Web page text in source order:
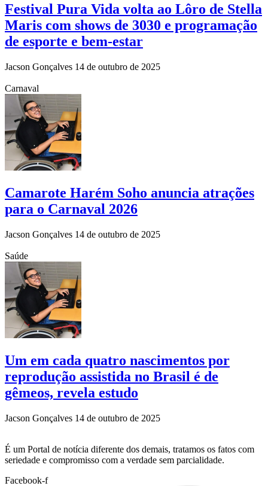
Festival Pura Vida volta ao Lôro de Stella
Maris com shows de 3030 e programação
de esporte e bem-estar
Jacson Gonçalves 14 de outubro de 2025
Carnaval
Camarote Harém Soho anuncia atrações
para o Carnaval 2026
Jacson Gonçalves 14 de outubro de 2025
Saúde
Um em cada quatro nascimentos por
reprodução assistida no Brasil é de
gêmeos, revela estudo
Jacson Gonçalves 14 de outubro de 2025
É um Portal de notícia diferente dos demais, tratamos os fatos com
seriedade e compromisso com a verdade sem parcialidade.
Facebook-f